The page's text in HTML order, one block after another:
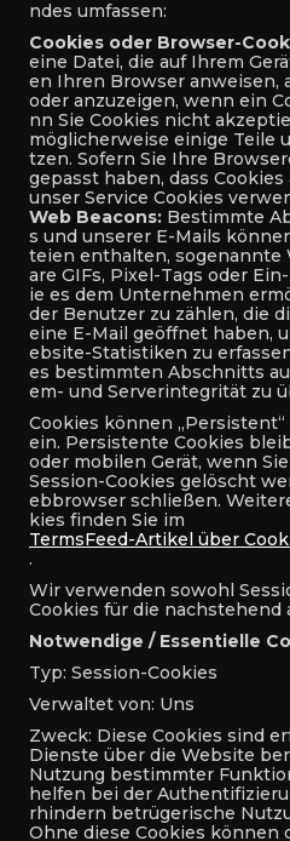
ndes umfassen:
Cookies oder Browser-
eine Datei, die auf Ihrem
en Ihren Browser anweisen,
oder anzuzeigen, wenn ein
nn Sie Cookies nicht
möglicherweise einige Teile
tzen. Sofern Sie Ihre
gepasst haben, dass
unser Service Cookies
Web Beacons: Bestimmte
s und unserer E-Mails
teien enthalten, sogenannte
are GIFs, Pixel-Tags oder
ie es dem Unternehmen
der Benutzer zu zählen, die
eine E-Mail geöffnet haben,
ebsite-Statistiken zu
es bestimmten Abschnitts
em- und Serverintegrität zu
Cookies können „Persistent“
ein. Persistente Cookies
oder mobilen Gerät, wenn
Session-Cookies gelöscht
ebbrowser schließen.
kies finden Sie im
TermsFeed-Artikel über
.
Wir verwenden sowohl
Cookies für die nachstehend
Notwendige / Essentielle
Typ: Session-Cookies
Verwaltet von: Uns
Zweck: Diese Cookies sind
Dienste über die Website
Nutzung bestimmter
helfen bei der
rhindern betrügerische
Ohne diese Cookies können